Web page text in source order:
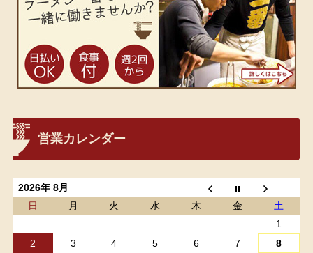
営業カレンダー
2026年 8月
日
月 火 水 木 金
土
1
2
3 4 5 6 7
8